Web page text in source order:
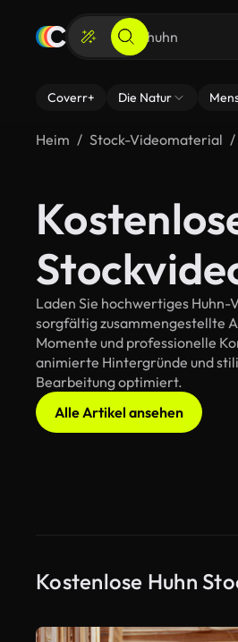
Coverr+ Die Natur
Heim Stock-Videomaterial
Laden Sie hochwertiges
sorgfältig zusammengestellte
Momente und professionelle
animierte Hintergründe und
Bearbeitung optimiert.
Alle Artikel ansehen
Kostenlose Huhn